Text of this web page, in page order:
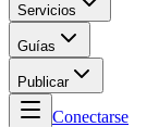
Servicios
Guías
Publicar
Conectarse